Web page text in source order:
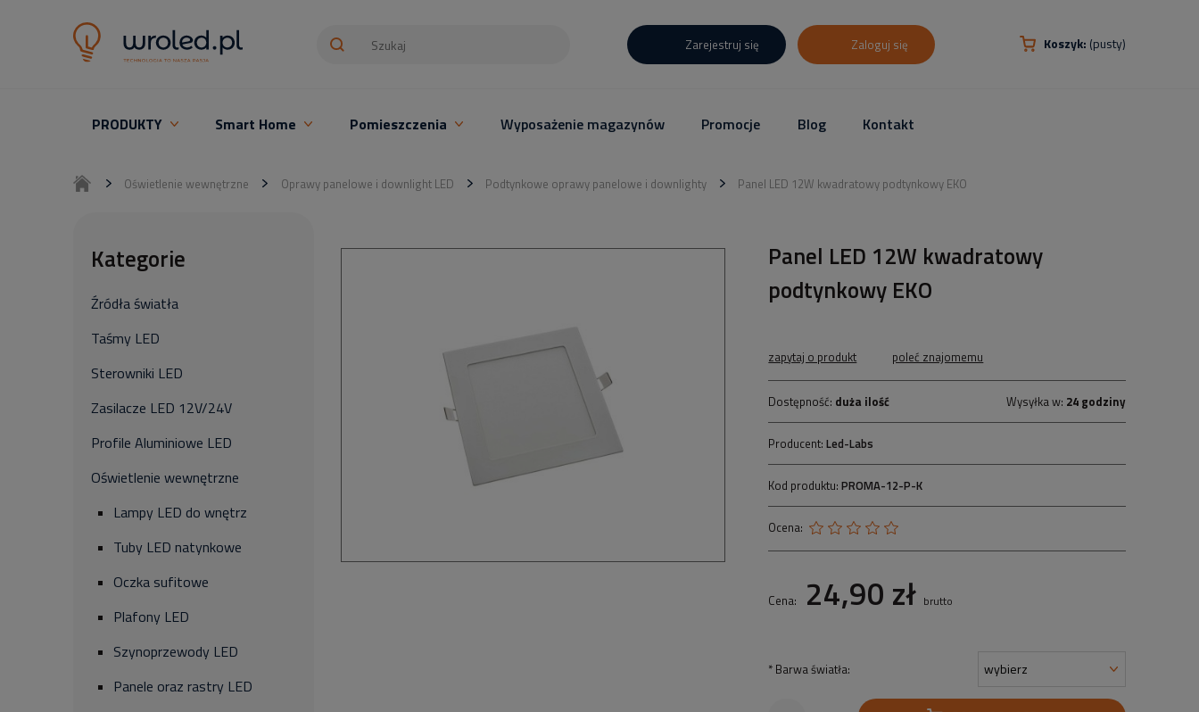
Koszyk: (pusty)
Zarejestruj się Zaloguj się
PRODUKTY Smart Home Pomieszczenia Wyposażenie magazynów Promocje Blog Kontakt
Oświetlenie wewnętrzne Oprawy panelowe i downlight LED Podtynkowe oprawy panelowe i downlighty Panel LED 12W kwadratowy podtynkowy EKO
Kategorie
Źródła światła
Taśmy LED
Sterowniki LED
Zasilacze LED 12V/24V
Profile Aluminiowe LED
Oświetlenie wewnętrzne
Lampy LED do wnętrz
Tuby LED natynkowe
Oczka sufitowe
Plafony LED
Szynoprzewody LED
Panele oraz rastry LED
Panel LED 12W kwadratowy
podtynkowy EKO
zapytaj o produkt poleć znajomemu
Dostępność: duża ilość Wysyłka w: 24 godziny
Producent:Led-Labs
Kod produktu: PROMA-12-P-K
Ocena:
Cena: 24,90 zł brutto
* Barwa światła: